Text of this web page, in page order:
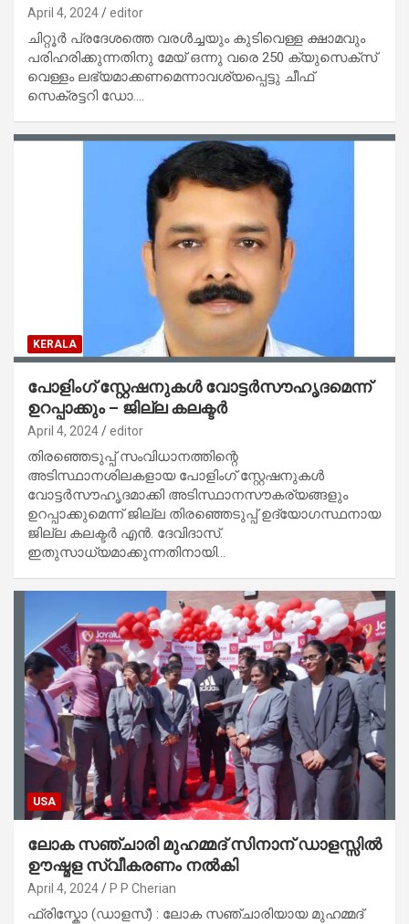
April 4, 2024 editor
ചിറ്റൂർ പ്രദേശത്തെ വരൾച്ചയും കുടിവെള്ള ക്ഷാമവും
പരിഹരിക്കുന്നതിനു മേയ് ഒന്നു വരെ 250 ക്യുസെക്സ്
വെള്ളം ലഭ്യമാക്കണമെന്നാവശ്യപ്പെട്ടു ചീഫ്
സെക്രട്ടറി ഡോ.…
KERALA
പോളിംഗ് സ്റ്റേഷനുകള്‍ വോട്ടര്‍സൗഹൃദമെന്ന്
ഉറപ്പാക്കും – ജില്ല കലക്ടര്‍
April 4, 2024 editor
തിരഞ്ഞെടുപ്പ് സംവിധാനത്തിന്റെ
അടിസ്ഥാനശിലകളായ പോളിംഗ് സ്റ്റേഷനുകള്‍
വോട്ടര്‍സൗഹൃദമാക്കി അടിസ്ഥാനസൗകര്യങ്ങളും
ഉറപ്പാക്കുമെന്ന് ജില്ല തിരഞ്ഞെടുപ്പ് ഉദ്യോഗസ്ഥനായ
ജില്ല കലക്ടര്‍ എന്‍. ദേവിദാസ്.
ഇതുസാധ്യമാക്കുന്നതിനായി…
USA
ലോക സഞ്ചാരി മുഹമ്മദ് സിനാന് ഡാളസ്സിൽ
ഊഷ്മള സ്വീകരണം നൽകി
April 4, 2024 P P Cherian
ഫ്രിസ്കോ (ഡാളസ്) : ലോക സഞ്ചാരിയായ മുഹമ്മദ്